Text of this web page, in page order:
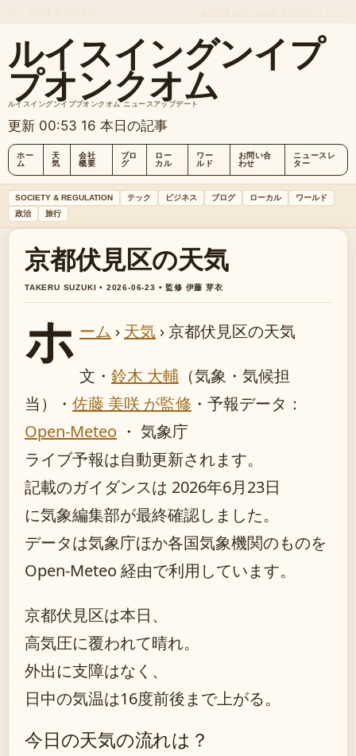
ルイスイングンイプ
プオンクオム
ルイスイングンイププオンクオム ニュースアップデート
更新 00:53 16 本日の記事
ホー
ム
天
気
会社
概要
ブロ
グ
ロー
カル
ワー
ルド
お問い合
わせ
ニュースレ
ター
SOCIETY & REGULATION テック ビジネス ブログ ローカル
ワールド
政治
旅行
京都伏見区の天気
TAKERU SUZUKI • 2026-06-23 • 監修 伊藤 芽衣
ホ ーム › 天気 › 京都伏見区の天気
文・ 鈴木 大輔 （気象・気候担
当）
・ 佐藤 美咲 が監修 ・ 予報データ：
Open-Meteo ・ 気象庁
ライブ予報は自動更新されます。
記載のガイダンスは 2026年6月23日
に気象編集部が最終確認しました。
データは気象庁ほか各国気象機関のものを
Open-Meteo 経由で利用しています。
京都伏見区は本日、
高気圧に覆われて晴れ。
外出に支障はなく、
日中の気温は16度前後まで上がる。
今日の天気の流れは？